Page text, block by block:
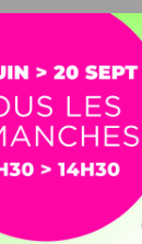
vous utilisez les
et les lignes
grand
appelle